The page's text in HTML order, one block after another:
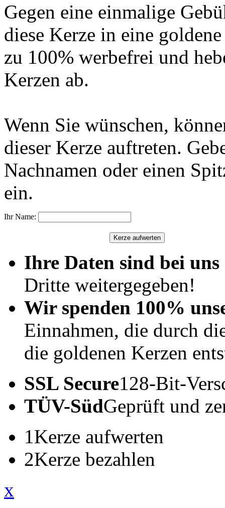
Gegen eine einmalige
diese Kerze in eine
zu 100% werbefrei und
Kerzen ab.
Wenn Sie wünschen,
dieser Kerze auftreten.
Nachnamen oder einen
ein.
Ihr Name:
Ihre Daten sind bei uns
Dritte weitergegeben!
Wir spenden 100%
Einnahmen, die durch
die goldenen Kerzen
SSL Secure128-Bit-
TÜV-SüdGeprüft und
1Kerze aufwerten
2Kerze bezahlen
x